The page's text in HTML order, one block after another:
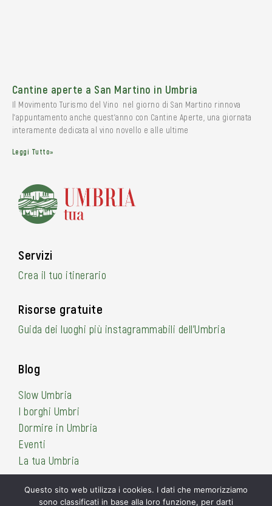
Cantine aperte a San Martino in Umbria
Il Movimento Turismo del Vino nel giorno di San Martino rinnova
l’appuntamento anche quest’anno con Cantine Aperte, una giornata
interamente dedicata al vino novello e alle ultime
Leggi Tutto»
Servizi
Crea il tuo itinerario
Risorse gratuite
Guida dei luoghi più instagrammabili dell’Umbria
Blog
Slow Umbria
I borghi Umbri
Dormire in Umbria
Eventi
La tua Umbria
Questo sito web utilizza i cookies. I dati che memorizziamo
sono classificati in base alla loro funzione, per darti